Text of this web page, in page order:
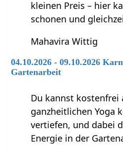
kleinen Preis – hier
schonen und
Mahavira Wittig
04.10.2026 - 09.10.2026
Gartenarbeit
Du kannst kostenfrei
ganzheitlichen Yoga
vertiefen, und dabei
Energie in der